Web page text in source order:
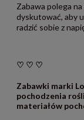
Zabawa polega
dyskutować, aby
radzić sobie z
♡ ♡ ♡
Zabawki marki
pochodzenia
materiałów